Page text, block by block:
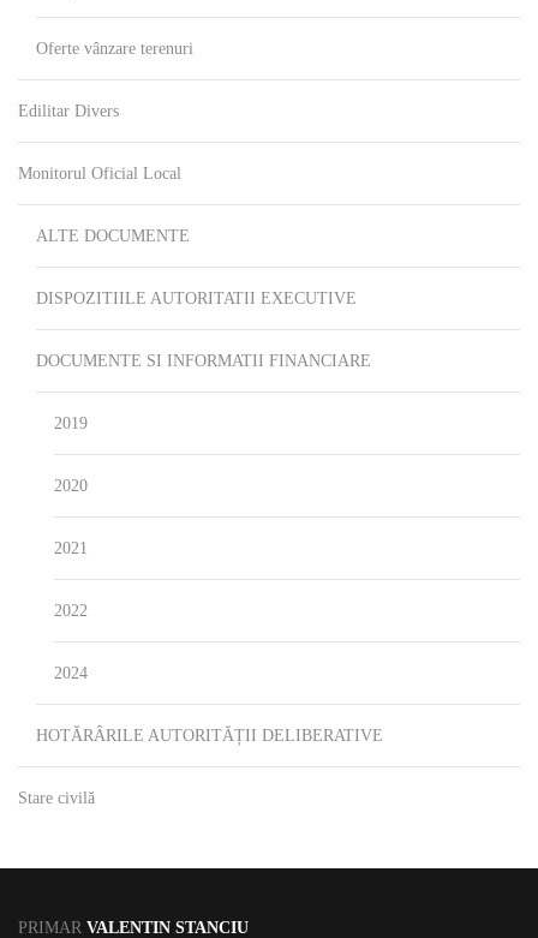
Oferte vânzare terenuri
Edilitar Divers
Monitorul Oficial Local
ALTE DOCUMENTE
DISPOZITIILE AUTORITATII EXECUTIVE
DOCUMENTE SI INFORMATII FINANCIARE
2019
2020
2021
2022
2024
HOTĂRÂRILE AUTORITĂȚII DELIBERATIVE
Stare civilă
PRIMAR VALENTIN STANCIU